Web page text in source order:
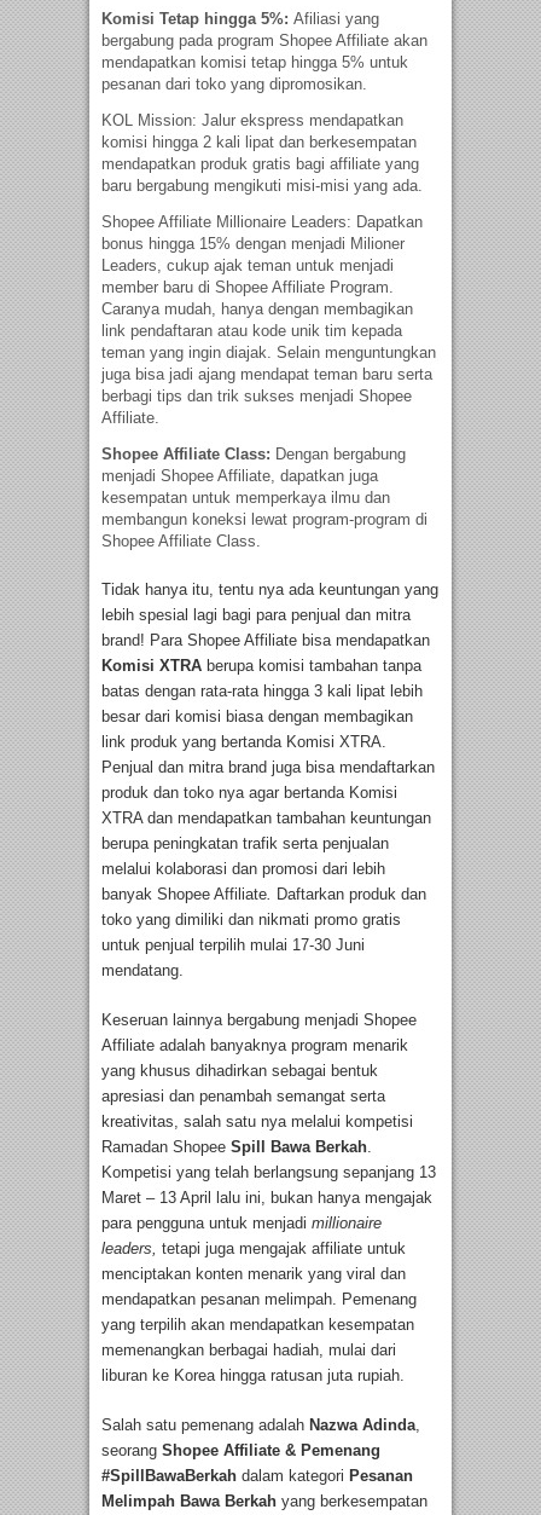
Komisi Tetap hingga 5%: Afiliasi yang
bergabung pada program Shopee Affiliate akan
mendapatkan komisi tetap hingga 5% untuk
pesanan dari toko yang dipromosikan.
KOL Mission: Jalur ekspress mendapatkan
komisi hingga 2 kali lipat dan berkesempatan
mendapatkan produk gratis bagi affiliate yang
baru bergabung mengikuti misi-misi yang ada.
Shopee Affiliate Millionaire Leaders: Dapatkan
bonus hingga 15% dengan menjadi Milioner
Leaders, cukup ajak teman untuk menjadi
member baru di Shopee Affiliate Program.
Caranya mudah, hanya dengan membagikan
link pendaftaran atau kode unik tim kepada
teman yang ingin diajak. Selain menguntungkan
juga bisa jadi ajang mendapat teman baru serta
berbagi tips dan trik sukses menjadi Shopee
Affiliate.
Shopee Affiliate Class: Dengan bergabung
menjadi Shopee Affiliate, dapatkan juga
kesempatan untuk memperkaya ilmu dan
membangun koneksi lewat program-program di
Shopee Affiliate Class.
Tidak hanya itu, tentu nya ada keuntungan yang
lebih spesial lagi bagi para penjual dan mitra
brand! Para Shopee Affiliate bisa mendapatkan
Komisi XTRA berupa komisi tambahan tanpa
batas dengan rata-rata hingga 3 kali lipat lebih
besar dari komisi biasa dengan membagikan
link produk yang bertanda Komisi XTRA.
Penjual dan mitra brand juga bisa mendaftarkan
produk dan toko nya agar bertanda Komisi
XTRA dan mendapatkan tambahan keuntungan
berupa peningkatan trafik serta penjualan
melalui kolaborasi dan promosi dari lebih
banyak Shopee Affiliate
Daftarkan produk dan
toko yang dimiliki dan nikmati promo gratis
untuk penjual terpilih mulai 17-30 Juni
mendatang.
Keseruan lainnya bergabung menjadi Shopee
Affiliate adalah banyaknya program menarik
yang khusus dihadirkan sebagai bentuk
apresiasi dan penambah semangat serta
kreativitas, salah satu nya melalui kompetisi
Ramadan Shopee Spill Bawa Berkah
Kompetisi yang telah berlangsung sepanjang 13
Maret – 13 April lalu ini, bukan hanya mengajak
para pengguna untuk menjadi millionaire
leaders, tetapi juga mengajak affiliate untuk
menciptakan konten menarik yang viral dan
mendapatkan pesanan melimpah. Pemenang
yang terpilih akan mendapatkan kesempatan
memenangkan berbagai hadiah, mulai dari
liburan ke Korea hingga ratusan juta rupiah.
Salah satu pemenang adalah Nazwa Adinda
seorang Shopee Affiliate & Pemenang
#SpillBawaBerkah dalam kategori Pesanan
Melimpah Bawa Berkah yang berkesempatan